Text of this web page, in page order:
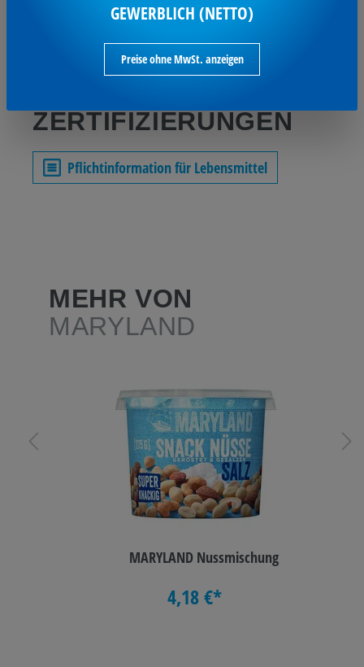
ZERTIFIZIERUNGEN
Pflichtinformation für Lebensmittel
MEHR VON
MARYLAND
MARYLAND Nussmischung
4,18 €*
GEWERBLICH (NETTO)
Preise ohne MwSt. anzeigen